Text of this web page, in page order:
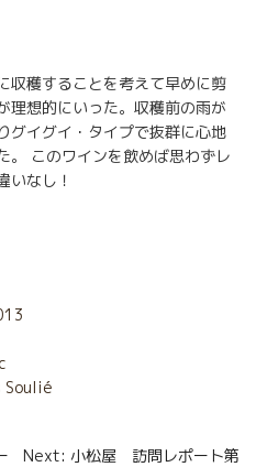
収穫することを考えて早めに剪
理想的にいった。収穫前の雨が
グイグイ・タイプで抜群に心地
。 このワインを飲めば思わずレ
いなし！
Soulié
Next: 小松屋 訪問レポート第